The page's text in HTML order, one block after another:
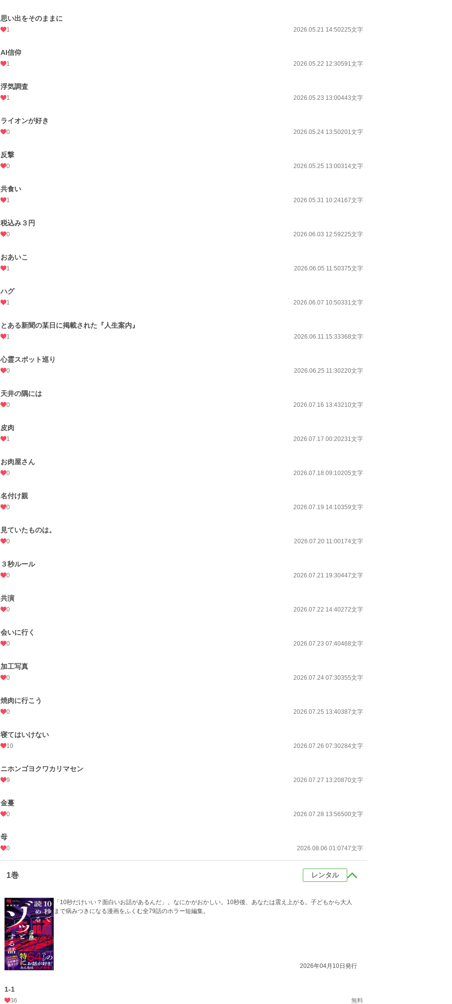
思い出をそのままに
1 2026.05.21 14:50225文字
AI信仰
1 2026.05.22 12:30591文字
浮気調査
1 2026.05.23 13:00443文字
ライオンが好き
0 2026.05.24 13:50201文字
反撃
0 2026.05.25 13:00314文字
共食い
1 2026.05.31 10:24167文字
税込み３円
0 2026.06.03 12:59225文字
おあいこ
1 2026.06.05 11:50375文字
ハグ
1 2026.06.07 10:50331文字
とある新聞の某日に掲載された『人生案内』
1 2026.06.11 15:33368文字
心霊スポット巡り
0 2026.06.25 11:30220文字
天井の隅には
0 2026.07.16 13:43210文字
皮肉
1 2026.07.17 00:20231文字
お肉屋さん
0 2026.07.18 09:10205文字
名付け親
0 2026.07.19 14:10359文字
見ていたものは。
0 2026.07.20 11:00174文字
３秒ルール
0 2026.07.21 19:30447文字
共演
0 2026.07.22 14:40272文字
会いに行く
0 2026.07.23 07:40468文字
加工写真
0 2026.07.24 07:30355文字
焼肉に行こう
0 2026.07.25 13:40387文字
寝てはいけない
10 2026.07.26 07:30284文字
ニホンゴヨクワカリマセン
9 2026.07.27 13:20870文字
金蔓
0 2026.07.28 13:56500文字
母
0 2026.08.06 01:0747文字
1巻 レンタル
「10秒だけいい？面白いお話があるんだ」。なにかがおかしい。10秒後、あなたは震え上がる。子どもから大人
まで病みつきになる漫画をふくむ全79話のホラー短編集。
2026年04月10日発行
1-1
36 無料